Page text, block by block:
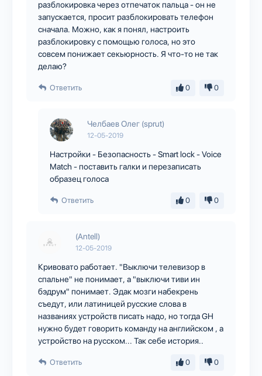
разблокировка через отпечаток пальца - он не
запускается, просит разблокировать телефон
сначала. Можно, как я понял, настроить
разблокировку с помощью голоса, но это
совсем понижает секьюрность. Я что-то не так
делаю?
Ответить 0 0
Челбаев Олег (sprut)
12-05-2019
Настройки - Безопасность - Smart lock - Voice
Match - поставить галки и перезаписать
образец голоса
Ответить 0 0
(Antell)
12-05-2019
Кривовато работает. "Выключи телевизор в
спальне" не понимает, а "выключи тиви ин
бэдрум" понимает. Эдак мозги набекрень
съедут, или латиницей русские слова в
названиях устройств писать надо, но тогда GH
нужно будет говорить команду на английском , а
устройство на русском... Так себе история..
Ответить 0 0